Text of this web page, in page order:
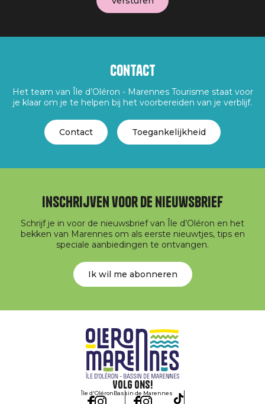
Contact
Het team van Île d’Oléron - Marennes Tourisme staat voor
je klaar om je te helpen bij het voorbereiden van je verblijf.
Contact Toegankelijkheid
Inschrijven voor de nieuwsbrief
Schrijf je in voor de nieuwsbrief van Île d’Oléron en het
bekken van Marennes om als eerste nieuwtjes, tips en
speciale aanbiedingen te ontvangen.
Ik wil me abonneren
Volg ons!
Île d'OléronBassin de Marennes